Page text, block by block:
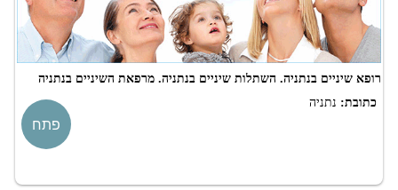
רופא שיניים בנתניה. השתלות שיניים בנתניה. מרפאת השיניים בנתניה
כתובת: נתניה
פתח